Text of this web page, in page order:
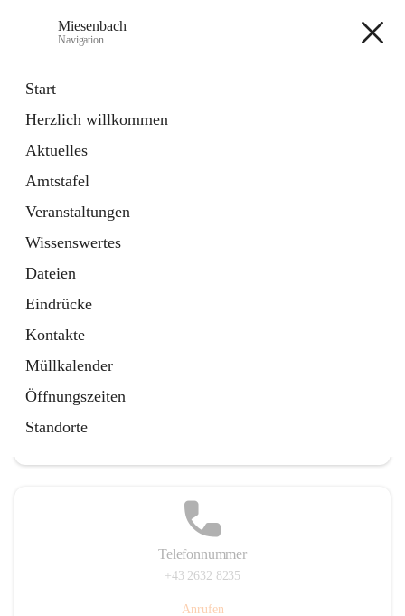
Miesenbach
Navigation
Start
Herzlich willkommen
Aktuelles
Amtstafel
Veranstaltungen
Wissenswertes
Dateien
Eindrücke
Kontakte
Müllkalender
Öffnungszeiten
Standorte
Externe Webseite
in
Tab
Region Schneebergland
Externe Webseite
öffnet
in
neuem
Tab
Telefonnummer
+43 2632 8235
Anrufen